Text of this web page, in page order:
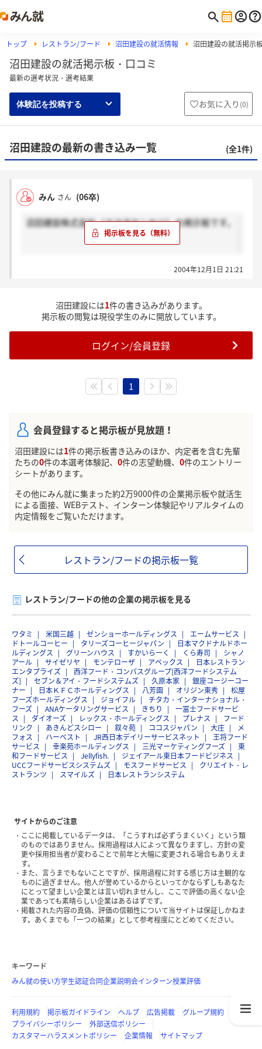
トップ レストラン/フード 沼田建設の就活情報 沼田建設の就活掲示
沼田建設の就活掲示板・口コミ
最新の選考状況・選考結果
体験記を投稿する お気に入り (0)
沼田建設の最新の書き込み一覧 (全1件)
みん さん (06卒)
沼田建設株式会社（ヌマタケンセツ）の掲示板です。
2004年12月1日 21:21
沼田建設には1件の書き込みがあります。
掲示板の閲覧は現役学生のみに開放しています。
ログイン/会員登録
1
会員登録すると掲示板が見放題！
沼田建設には1件の掲示板書き込みのほか、内定者を含む先輩
たちの0件の本選考体験記、 0件の志望動機、 0件のエントリー
シートがあります。
その他にみん就に集まった約2万9000件の企業掲示板や就活生
による面接、WEBテスト、インターン体験記やリアルタイムの
内定情報をご覧いただけます。
レストラン/フードの掲示板一覧
レストラン/フードの他の企業の掲示板を見る
ワタミ 米国三越 ゼンショーホールディングス
エームサービス
ドトールコーヒー
タリーズコーヒージャパン
日本マクドナルドホー
ルディングス
グリーンハウス すかいらーく くら寿司
シャノ
アール
サイゼリヤ モンテローザ アペックス
日本レストラン
エンタプライズ
西洋フード・コンパスグループ[西洋フードシステム
ズ]
セブン＆アイ・フードシステムズ 久原本家
銀座コージーコー
ナー
日本ＫＦＣホールディングス 八芳園 オリジン東秀
松屋
フーズホールディングス
ジョイフル
チタカ・インターナショナル・
フーズ
ANAケータリングサービス きちり
一冨士フードサービ
ス
ダイオーズ レックス・ホールディングス プレナス
フード
リンク
あきんどスシロー 叙々苑 ココスジャパン 大庄
メ
フォス
ハーベスト JR西日本デイリーサービスネット
王将フード
サービス
幸楽苑ホールディングス 三光マーケティングフーズ
東
和フードサービス
Jellyfish.
ジェイアール東日本フードビジネス
UCCフードサービスシステムズ
モスフードサービス
クリエイト・レ
ストランツ
スマイルズ 日本レストランシステム
サイトからのご注意
ここに掲載しているデータは、「こうすれば必ずうまくいく」という類
のものではありません。採用過程は人によって異なりますし、方針の変
更や採用担当者が変わることで前年と大幅に変更される場合もありえま
す。
また、言うまでもないことですが、採用過程に対する感じ方は主観的な
ものに過ぎません。他人が誉めているからといってかならずしもあなた
にとって望ましい企業とは言い切れませんし、ここで評価の高くない企
業であっても素晴らしい企業はあるはずです。
掲載された内容の真偽、評価の信頼性について当サイトは保証しかねま
す。あくまでも「一つの結果」として参考程度にとどめてください。
キーワード
みん就の使い方学生認証合同企業説明会インターン授業評価
利用規約 掲示板ガイドライン ヘルプ 広告掲載
グループ規約
プライバシーポリシー
外部送信ポリシー
カスタマーハラスメントポリシー
企業情報 サイトマップ